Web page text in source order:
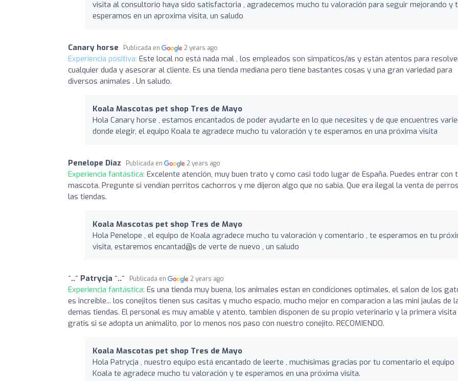
visita al consultorio haya sido satisfactoria , agradecemos mucho tu valoración para seguir mejorando y
esperamos en un aproxima visita, un saludo
Canary horse Publicada en 2 years ago
Experiencia positiva: Este local no está nada mal , los empleados son simpaticos/as y están atentos para
cualquier duda y asesorar al cliente. Es una tienda mediana pero tiene bastantes cosas y una gran variedad para
diversos animales . Un saludo.
Koala Mascotas pet shop Tres de Mayo
Hola Canary horse , estamos encantados de poder ayudarte en lo que necesites y de que encuentres
donde elegir, el equipo Koala te agradece mucho tu valoración y te esperamos en una próxima visita
Penelope Diaz Publicada en 2 years ago
Experiencia fantástica: Excelente atención, muy buen trato y como casi todo lugar de España. Puedes entrar con
mascota. Pregunte si vendían perritos cachorros y me dijeron algo que no sabia. Que era ilegal la venta de
las tiendas.
Koala Mascotas pet shop Tres de Mayo
Hola Penelope , el equipo de Koala agradece mucho tu valoración y comentario , te esperamos en tu
visita, estaremos encantad@s de verte de nuevo , un saludo
^..^ Patrycja ^..^ Publicada en 2 years ago
Experiencia fantástica: Es una tienda muy buena, los animales estan en condiciones optimales, el salon de los
es increible... los conejitos tienen sus casitas y mucho espacio, mucho mejor en comparacion a las mini jaulas de
demas tiendas. El personal es muy amable y atento, tambien disponen de su propio veterinario y la primera visita
gratis si se adopta un animalito, por lo menos nos paso con nuestro conejito. RECOMIENDO.
Koala Mascotas pet shop Tres de Mayo
Hola Patrycja , nuestro equipo está encantado de leerte , muchísimas gracias por tu comentario el equipo
Koala te agradece mucho tu valoración y te esperamos en una próxima visita.